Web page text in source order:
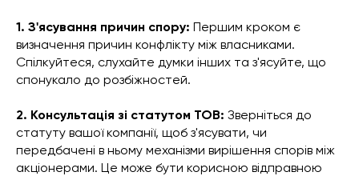
1. З'ясування причин спору: Першим кроком є
визначення причин конфлікту між власниками.
Спілкуйтеся, слухайте думки інших та з'ясуйте, що
спонукало до розбіжностей.
2. Консультація зі статутом ТОВ: Зверніться до
статуту вашої компанії, щоб з'ясувати, чи
передбачені в ньому механізми вирішення спорів між
акціонерами. Це може бути корисною відправною